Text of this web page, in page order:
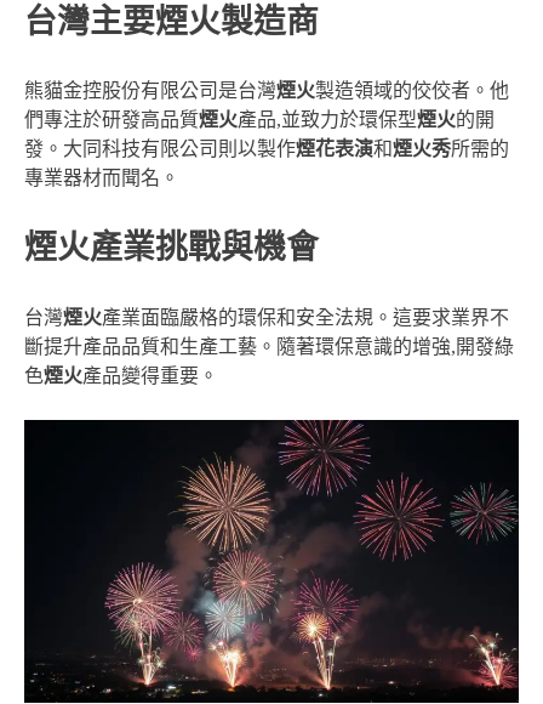
台灣主要煙火製造商
熊貓金控股份有限公司是台灣煙火製造領域的佼佼者。他
們專注於研發高品質煙火產品,並致力於環保型煙火的開
發。大同科技有限公司則以製作煙花表演和煙火秀所需的
專業器材而聞名。
煙火產業挑戰與機會
台灣煙火產業面臨嚴格的環保和安全法規。這要求業界不
斷提升產品品質和生產工藝。隨著環保意識的增強,開發綠
色煙火產品變得重要。